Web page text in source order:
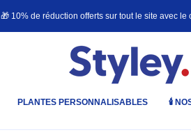
🎁 10% de réduction offerts sur tout le site avec le
PLANTES PERSONNALISABLES 🕯️